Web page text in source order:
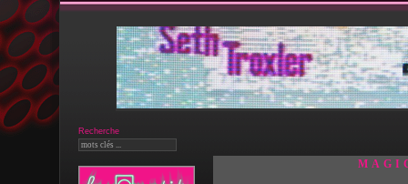
Recherche